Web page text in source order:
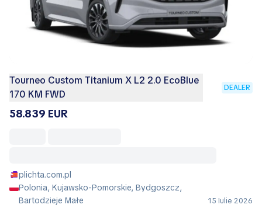
Tourneo Custom Titanium X L2 2.0 EcoBlue
170 KM FWD
DEALER
58.839 EUR
plichta.com.pl
Polonia, Kujawsko-Pomorskie, Bydgoszcz,
Bartodzieje Małe
15 Iulie 2026